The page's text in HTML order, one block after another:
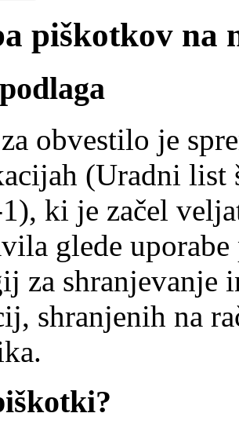
piškotkov na
obvestilo je
(Uradni list
ki je začel
glede
za shranjevanje
shranjenih na